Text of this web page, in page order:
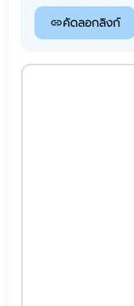
linkคัดลอกลิงก์